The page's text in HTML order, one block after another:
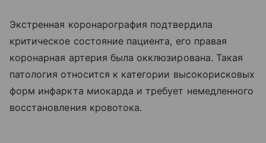
Экстренная коронарография подтвердила
критическое состояние пациента, его правая
коронарная артерия была окклюзирована. Такая
патология относится к категории высокорисковых
форм инфаркта миокарда и требует немедленного
восстановления кровотока.